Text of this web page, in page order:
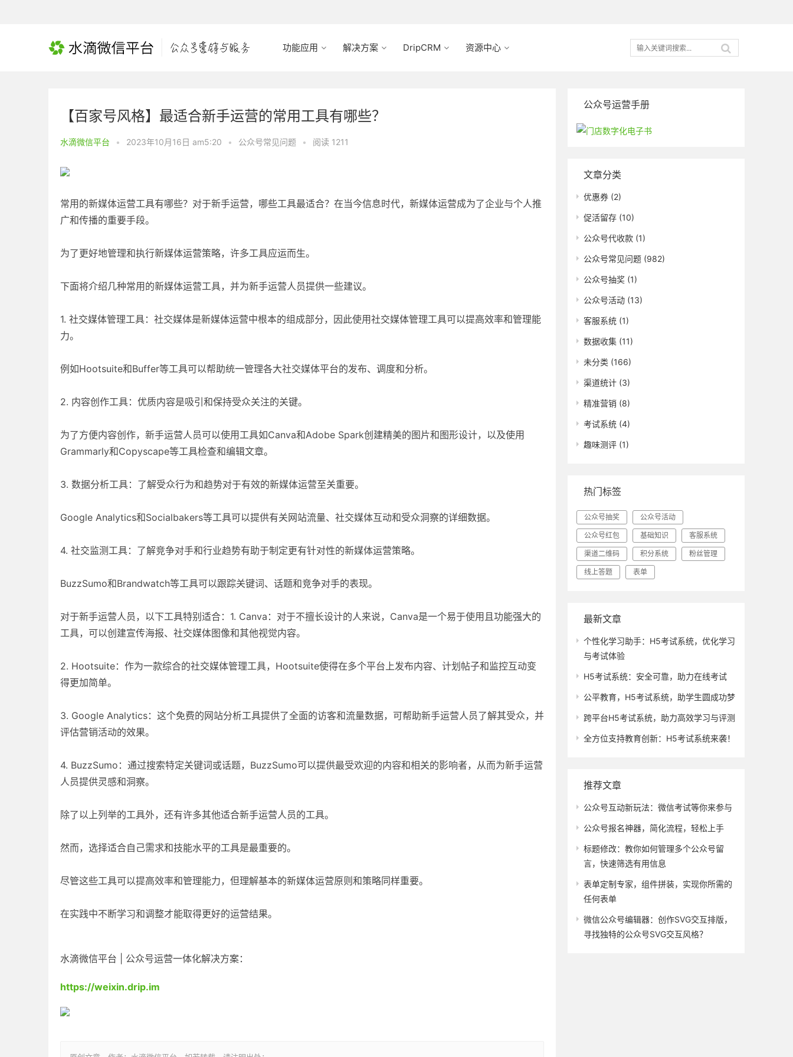
功能应用 解决方案 DripCRM 资源中心
【百家号风格】最适合新手运营的常用工具有哪些？
水滴微信平台 • 2023年10月16日 am5:20 • 公众号常见问题 • 阅读 1211
常用的新媒体运营工具有哪些？对于新手运营，哪些工具最适合？在当今信息时代，新媒体运营成为了企业与个人推
广和传播的重要手段。
为了更好地管理和执行新媒体运营策略，许多工具应运而生。
下面将介绍几种常用的新媒体运营工具，并为新手运营人员提供一些建议。
1. 社交媒体管理工具：社交媒体是新媒体运营中根本的组成部分，因此使用社交媒体管理工具可以提高效率和管理能
力。
例如Hootsuite和Buffer等工具可以帮助统一管理各大社交媒体平台的发布、调度和分析。
2. 内容创作工具：优质内容是吸引和保持受众关注的关键。
为了方便内容创作，新手运营人员可以使用工具如Canva和Adobe Spark创建精美的图片和图形设计，以及使用
Grammarly和Copyscape等工具检查和编辑文章。
3. 数据分析工具：了解受众行为和趋势对于有效的新媒体运营至关重要。
Google Analytics和Socialbakers等工具可以提供有关网站流量、社交媒体互动和受众洞察的详细数据。
4. 社交监测工具：了解竞争对手和行业趋势有助于制定更有针对性的新媒体运营策略。
BuzzSumo和Brandwatch等工具可以跟踪关键词、话题和竞争对手的表现。
对于新手运营人员，以下工具特别适合：1. Canva：对于不擅长设计的人来说，Canva是一个易于使用且功能强大的
工具，可以创建宣传海报、社交媒体图像和其他视觉内容。
2. Hootsuite：作为一款综合的社交媒体管理工具，Hootsuite使得在多个平台上发布内容、计划帖子和监控互动变
得更加简单。
3. Google Analytics：这个免费的网站分析工具提供了全面的访客和流量数据，可帮助新手运营人员了解其受众，并
评估营销活动的效果。
4. BuzzSumo：通过搜索特定关键词或话题，BuzzSumo可以提供最受欢迎的内容和相关的影响者，从而为新手运营
人员提供灵感和洞察。
除了以上列举的工具外，还有许多其他适合新手运营人员的工具。
然而，选择适合自己需求和技能水平的工具是最重要的。
尽管这些工具可以提高效率和管理能力，但理解基本的新媒体运营原则和策略同样重要。
在实践中不断学习和调整才能取得更好的运营结果。
水滴微信平台 | 公众号运营一体化解决方案：
https://weixin.drip.im
公众号运营手册
文章分类
优惠券 (2)
促活留存 (10)
公众号代收款 (1)
公众号常见问题 (982)
公众号抽奖 (1)
公众号活动 (13)
客服系统 (1)
数据收集 (11)
未分类 (166)
渠道统计 (3)
精准营销 (8)
考试系统 (4)
趣味测评 (1)
热门标签
公众号抽奖 公众号活动
公众号红包 基础知识 客服系统
渠道二维码 积分系统 粉丝管理
线上答题 表单
最新文章
个性化学习助手：H5考试系统，优化学习
与考试体验
H5考试系统：安全可靠，助力在线考试
公平教育，H5考试系统，助学生圆成功梦
跨平台H5考试系统，助力高效学习与评测
全方位支持教育创新：H5考试系统来袭！
推荐文章
公众号互动新玩法：微信考试等你来参与
公众号报名神器，简化流程，轻松上手
标题修改：教你如何管理多个公众号留
言，快速筛选有用信息
表单定制专家，组件拼装，实现你所需的
任何表单
微信公众号编辑器：创作SVG交互排版，
寻找独特的公众号SVG交互风格？